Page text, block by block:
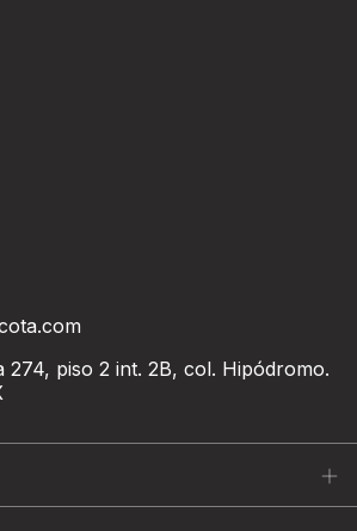
274, piso 2 int. 2B, col. Hipódromo.